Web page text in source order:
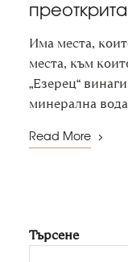
Има места,
места, към
„Езерец“
минерална
Read More
Търсене